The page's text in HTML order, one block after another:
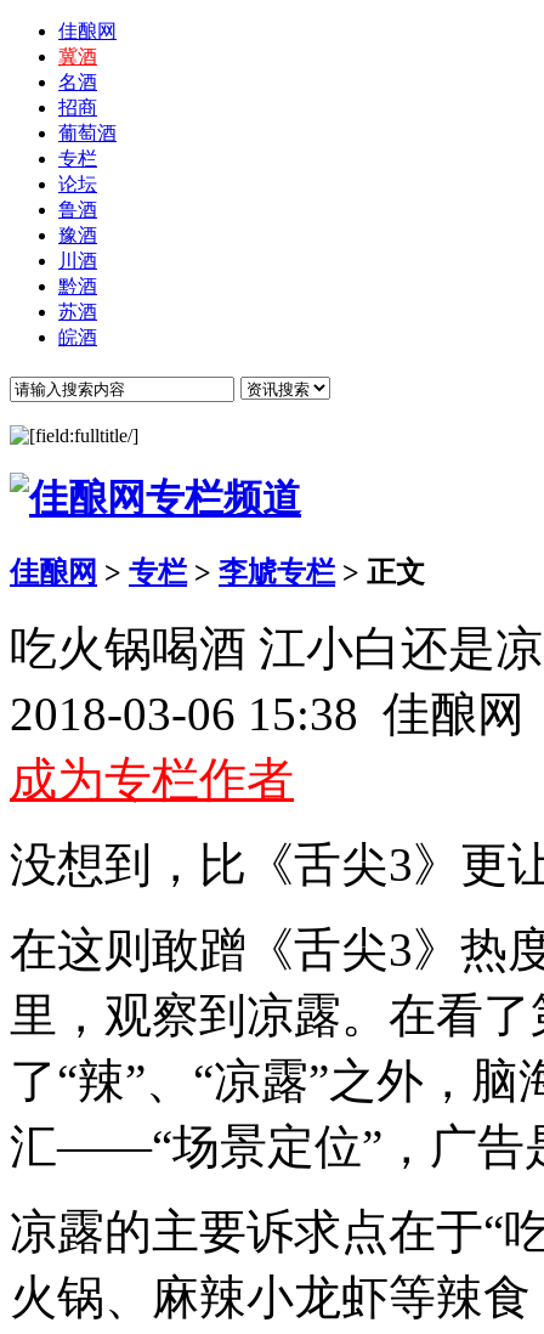
佳酿网
冀酒
名酒
招商
葡萄酒
专栏
论坛
鲁酒
豫酒
川酒
黔酒
苏酒
皖酒
佳酿网 > 专栏 > 李虓专栏 > 正文
吃火锅喝酒 江小白还是
2018-03-06 15:38 佳酿
成为专栏作者
没想到，比《舌尖3》更
在这则敢蹭《舌尖3》热
里，观察到凉露。在看
了“辣”、“凉露”之外，
汇——“场景定位”，广告
凉露的主要诉求点在于“
火锅、麻辣小龙虾等辣